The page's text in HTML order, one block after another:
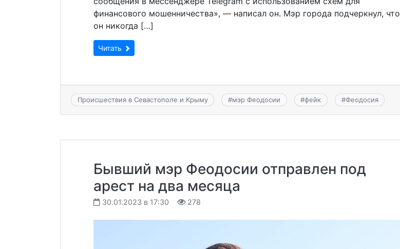
финансового мошенничества», — написал он. Мэр города подчеркнул, что
он никогда […]
Читать
Происшествия в Севастополе и Крыму #мэр Феодосии #фейк #Феодосия
Бывший мэр Феодосии отправлен под
арест на два месяца
30.01.2023 в 17:30 278